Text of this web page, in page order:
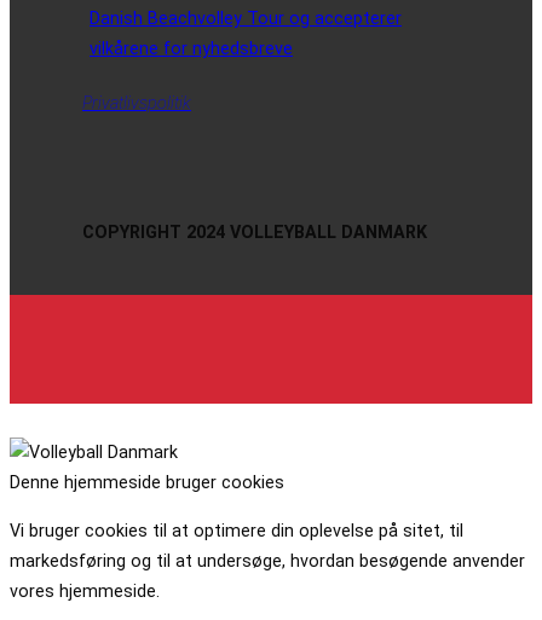
Danish Beachvolley Tour og accepterer
vilkårene for nyhedsbreve
Privatlivspolitik
COPYRIGHT 2024 VOLLEYBALL DANMARK
Denne hjemmeside bruger cookies
Vi bruger cookies til at optimere din oplevelse på sitet, til
markedsføring og til at undersøge, hvordan besøgende anvender
vores hjemmeside.